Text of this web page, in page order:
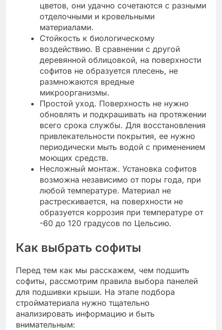
цветов, они удачно сочетаются с разными
отделочными и кровельными
материалами.
Стойкость к биологическому
воздействию. В сравнении с другой
деревянной облицовкой, на поверхности
софитов не образуется плесень, не
размножаются вредные
микроорганизмы.
Простой уход. Поверхность не нужно
обновлять и подкрашивать на протяжении
всего срока службы. Для восстановления
привлекательности покрытия, ее нужно
периодически мыть водой с применением
моющих средств.
Несложный монтаж. Установка софитов
возможна независимо от поры года, при
любой температуре. Материал не
растрескивается, на поверхности не
образуется коррозия при температуре от
-60 до 120 градусов по Цельсию.
Как выбрать софиты
Перед тем как мы расскажем, чем подшить
софиты, рассмотрим правила выбора панелей
для подшивки крыши. На этапе подбора
стройматериала нужно тщательно
анализировать информацию и быть
внимательным: